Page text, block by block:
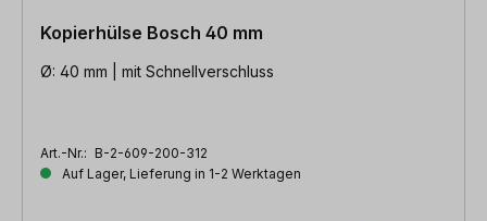
Kopierhülse Bosch 40 mm
Ø: 40 mm | mit Schnellverschluss
Art.-Nr.: B-2-609-200-312
Auf Lager, Lieferung in 1-2 Werktagen